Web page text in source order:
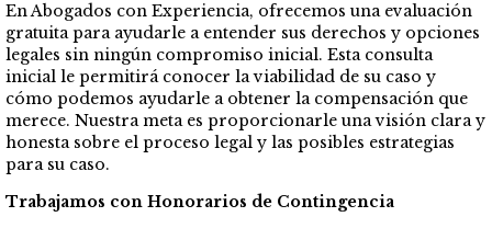
En Abogados con Experiencia, ofrecemos una evaluación
gratuita para ayudarle a entender sus derechos y opciones
legales sin ningún compromiso inicial. Esta consulta
inicial le permitirá conocer la viabilidad de su caso y
cómo podemos ayudarle a obtener la compensación que
merece. Nuestra meta es proporcionarle una visión clara y
honesta sobre el proceso legal y las posibles estrategias
para su caso.
Trabajamos con Honorarios de Contingencia